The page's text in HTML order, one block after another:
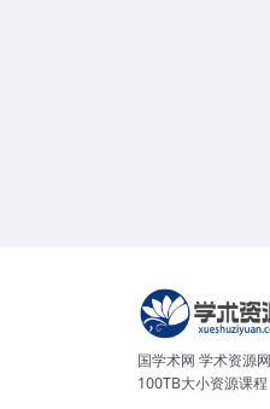
国学术网 学术资源
100TB大小资源课